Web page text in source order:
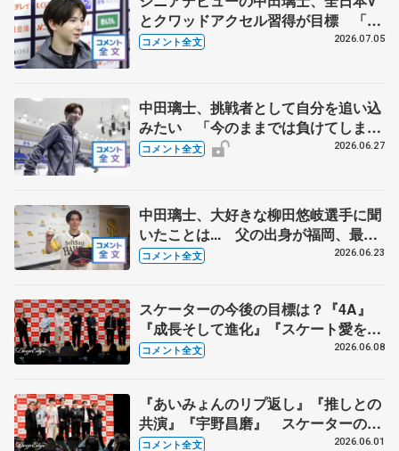
とクワッドアクセル習得が目標 「悔
いの残らない練習をして挑みたい」
コメント全文 2026.07.05
中田璃士、挑戦者として自分を追い込
みたい 「今のままでは負けてしま
う、危機感を持って」【ドリーム・オ
コメント全文 2026.06.27
中田璃士、大好きな柳田悠岐選手に聞
いたことは... 父の出身が福岡、最初
の印象強い選手に報道陣笑い【ソフト
コメント全文 2026.06.23
スケーターの今後の目標は？『4A』
『成長そして進化』『スケート愛を深
める』 真剣勝負のゲームコーナーも
コメント全文 2026.06.08
『あいみょんのリプ返し』『推しとの
共演』『宇野昌磨』 スケーターの三
大ニュースは？【コラントッテ・トー
コメント全文 2026.06.01